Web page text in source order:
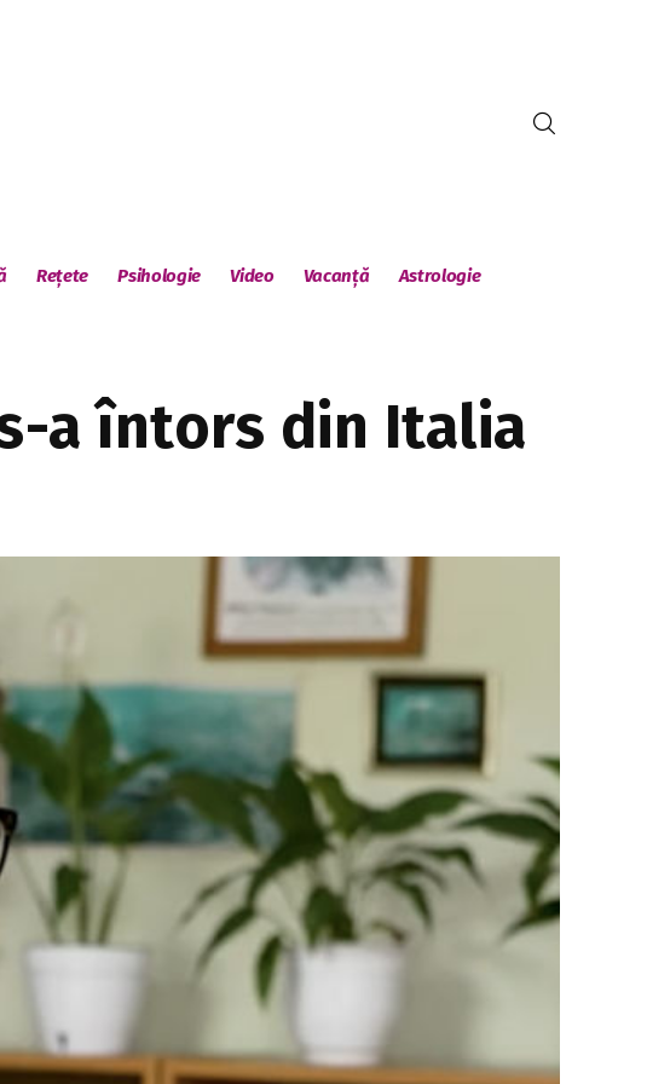
Rețete Psihologie Video Vacanță Astrologie
a întors din Italia